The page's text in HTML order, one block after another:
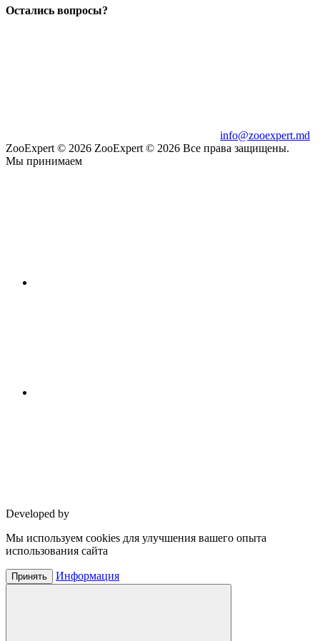
Остались вопросы?
info@zooexpert.md
ZooExpert © 2026 ZooExpert © 2026 Все права защищены.
Мы принимаем
Developed by
Мы используем cookies для улучшения вашего опыта
использования сайта
Принять Информация